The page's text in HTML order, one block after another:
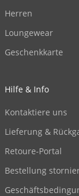
Herren
Loungewear
Geschenkkarte
Hilfe & Info
Kontaktiere uns
Lieferung &
Retoure-Portal
Bestellung